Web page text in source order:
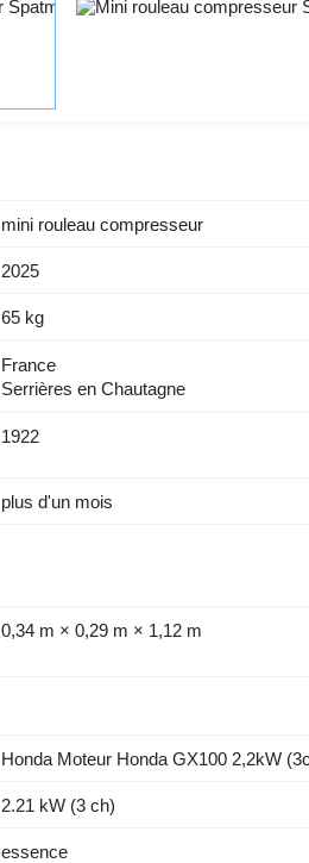
mini rouleau compresseur
2025
65 kg
France
Serrières en Chautagne
1922
plus d'un mois
0,34 m × 0,29 m × 1,12 m
Honda Moteur Honda GX100 2,2kW
2.21 kW (3 ch)
essence